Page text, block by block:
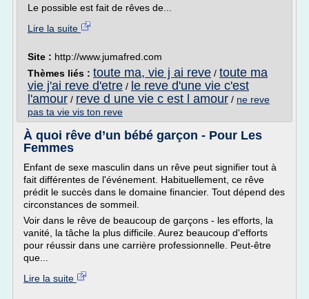
Le possible est fait de rêves de...
Lire la suite
Site : http://www.jumafred.com
Thèmes liés : toute ma, vie j ai reve / toute ma
vie j'ai reve d'etre / le reve d'une vie c'est
l'amour / reve d une vie c est l amour / ne reve
pas ta vie vis ton reve
À quoi rêve d’un bébé garçon - Pour Les
Femmes
Enfant de sexe masculin dans un rêve peut signifier tout à
fait différentes de l'événement. Habituellement, ce rêve
prédit le succès dans le domaine financier. Tout dépend des
circonstances de sommeil.
Voir dans le rêve de beaucoup de garçons - les efforts, la
vanité, la tâche la plus difficile. Aurez beaucoup d'efforts
pour réussir dans une carrière professionnelle. Peut-être
que...
Lire la suite